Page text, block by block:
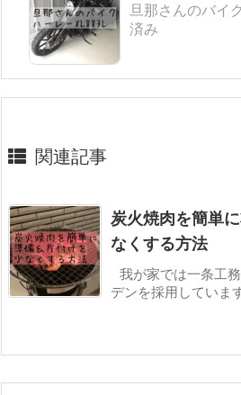
旦那さんのバイ
済み
関連記事
炭火焼肉を簡単
なくする方法
我が家では一条工
デンを採用していま